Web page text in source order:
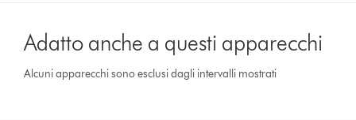
Adatto anche a questi apparecchi
Alcuni apparecchi sono esclusi dagli intervalli mostrati